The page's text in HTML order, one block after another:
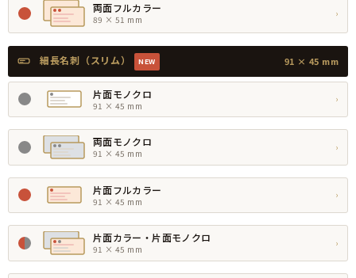
両面フルカラー
89 × 51 mm
›
細長名刺（スリム） NEW 91 × 45 mm
片面モノクロ
91 × 45 mm
›
両面モノクロ
91 × 45 mm
›
片面フルカラー
91 × 45 mm
›
片面カラー・片面モノクロ
91 × 45 mm
›